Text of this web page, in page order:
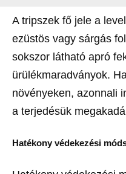
A tripszek fő jele a
ezüstös vagy sárgás
sokszor látható apró
ürülékmaradványok.
növényeken, azonnali
a terjedésük
Hatékony védekezési